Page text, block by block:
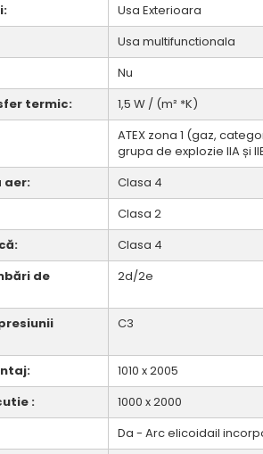
Usa Exterioara
Usa multifunctionala
Nu
termic:
1,5 W / (m² *K)
ATEX zona 1 (gaz,
grupa de explozie IIA și
aer:
Clasa 4
Clasa 2
Clasa 4
de
2d/2e
C3
1010 x 2005
:
1000 x 2000
Da - Arc elicoidail